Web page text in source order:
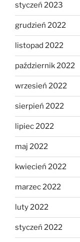
styczeń 2023
grudzień 2022
listopad 2022
październik 2022
wrzesień 2022
sierpień 2022
lipiec 2022
maj 2022
kwiecień 2022
marzec 2022
luty 2022
styczeń 2022